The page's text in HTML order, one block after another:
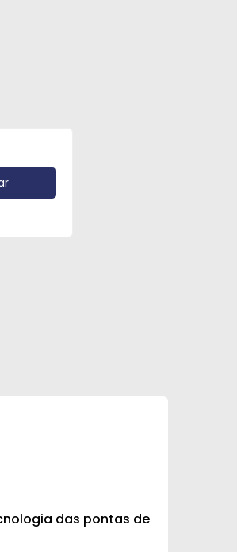
das pontas de